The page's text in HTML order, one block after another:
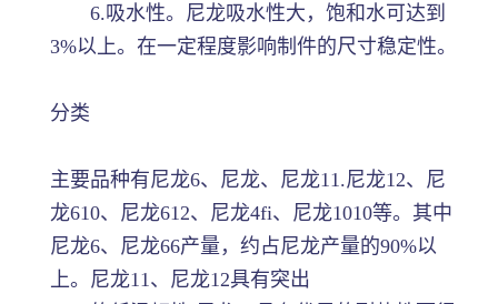
6.吸水性。尼龙吸水性大，饱和水可达到
3%以上。在一定程度影响制件的尺寸稳定性。
分类
主要品种有尼龙6、尼龙、尼龙11.尼龙12、尼
龙610、尼龙612、尼龙4fi、尼龙1010等。其中
尼龙6、尼龙66产量，约占尼龙产量的90%以
上。尼龙11、尼龙12具有突出